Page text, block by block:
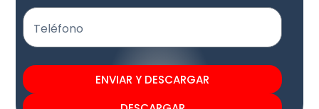
Teléfono
ENVIAR Y DESCARGAR